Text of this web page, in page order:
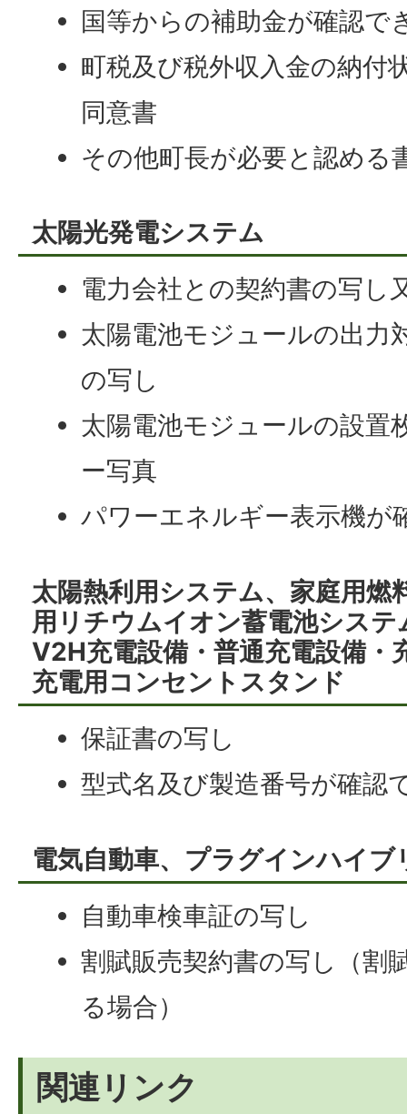
国等からの補助金が確認で
町税及び税外収入金の納付
同意書
その他町長が必要と認める
太陽光発電システム
電力会社との契約書の写し
太陽電池モジュールの出力
の写し
太陽電池モジュールの設置
ー写真
パワーエネルギー表示機が
太陽熱利用システム、家庭用燃
用リチウムイオン蓄電池システ
V2H充電設備・普通充電設備・
充電用コンセントスタンド
保証書の写し
型式名及び製造番号が確認
電気自動車、プラグインハイブ
自動車検車証の写し
割賦販売契約書の写し（割
る場合）
関連リンク